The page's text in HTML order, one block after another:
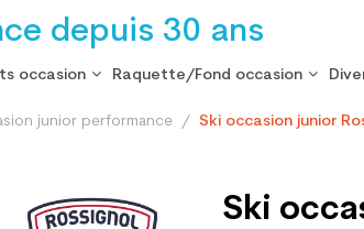
depuis 30 ans
occasion Raquette/Fond occasion
junior performance Ski occasion junior
Ski